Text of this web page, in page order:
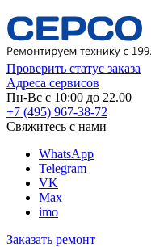
Проверить статус заказа
Адреса сервисов
Пн-Вс с 10:00 до 22.00
+7 (495) 967-38-72
Свяжитесь с нами
WhatsApp
Telegram
VK
Max
imo
Заказать ремонт